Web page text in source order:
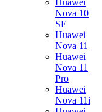
Huawei
Nova 10
SE
Huawei
Nova 11
Huawei
Nova 11
Pro
Huawei
Nova 11i